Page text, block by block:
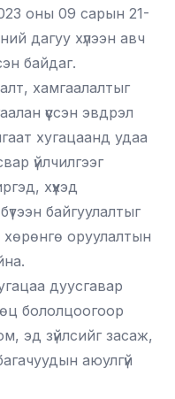
оны 09 сарын 21-
дагуу хүлээн авч
байдаг.
хамгаалалтыг
үүссэн эвдрэл
хугацаанд удаа
үйлчилгээг
хүүхэд
байгуулалтыг
хөрөнгө оруулалтын
дуусгавар
бололцоогоор
эд зүйлсийг засаж,
аюулгүй